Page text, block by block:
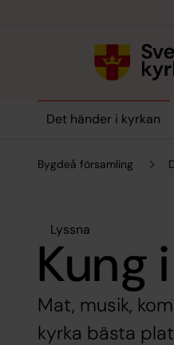
Det händer i kyrkan
Bygdeå församling
Lyssna
Kung
Mat, musik,
kyrka bästa